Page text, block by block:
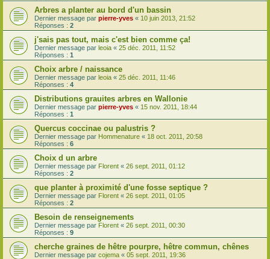
Arbres a planter au bord d'un bassin
Dernier message par pierre-yves « 10 juin 2013, 21:52
Réponses : 2
j'sais pas tout, mais c'est bien comme ça!
Dernier message par leoia « 25 déc. 2011, 11:52
Réponses : 1
Choix arbre / naissance
Dernier message par leoia « 25 déc. 2011, 11:46
Réponses : 4
Distributions grauites arbres en Wallonie
Dernier message par pierre-yves « 15 nov. 2011, 18:44
Réponses : 1
Quercus coccinae ou palustris ?
Dernier message par Hommenature « 18 oct. 2011, 20:58
Réponses : 6
Choix d un arbre
Dernier message par Florent « 26 sept. 2011, 01:12
Réponses : 2
que planter à proximité d'une fosse septique ?
Dernier message par Florent « 26 sept. 2011, 01:05
Réponses : 2
Besoin de renseignements
Dernier message par Florent « 26 sept. 2011, 00:30
Réponses : 9
cherche graines de hêtre pourpre, hêtre commun, chênes
Dernier message par cojema « 05 sept. 2011, 19:36